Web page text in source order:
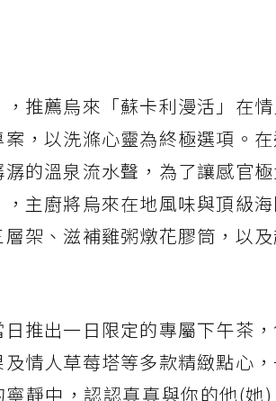
推薦烏來「蘇卡利漫活」在
，以洗滌心靈為終極選項。
的溫泉流水聲，為了讓感官
主廚將烏來在地風味與頂級
架、滋補雞粥燉花膠筒，以
推出一日限定的專屬下午茶
情人草莓塔等多款精緻點心
靜中，認認真真與你的他(她